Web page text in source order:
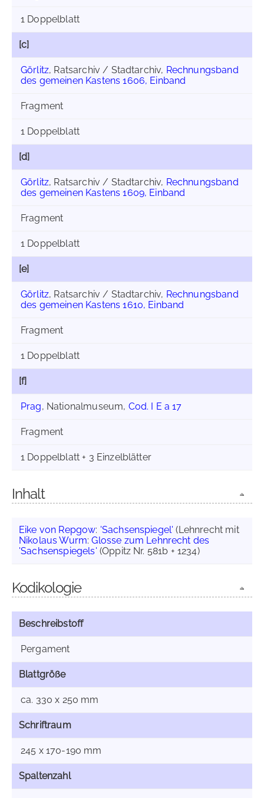
1 Doppelblatt
[c]
Görlitz, Ratsarchiv / Stadtarchiv, Rechnungsband
des gemeinen Kastens 1606, Einband
Fragment
1 Doppelblatt
[d]
Görlitz, Ratsarchiv / Stadtarchiv, Rechnungsband
des gemeinen Kastens 1609, Einband
Fragment
1 Doppelblatt
[e]
Görlitz, Ratsarchiv / Stadtarchiv, Rechnungsband
des gemeinen Kastens 1610, Einband
Fragment
1 Doppelblatt
[f]
Prag, Nationalmuseum, Cod. I E a 17
Fragment
1 Doppelblatt + 3 Einzelblätter
Inhalt
Eike von Repgow: 'Sachsenspiegel' (Lehnrecht mit
Nikolaus Wurm:Glosse zum Lehnrecht des
'Sachsenspiegels' (Oppitz Nr. 581b + 1234)
Kodikologie
Beschreibstoff
Pergament
Blattgröße
ca. 330 x 250 mm
Schriftraum
245 x 170-190 mm
Spaltenzahl